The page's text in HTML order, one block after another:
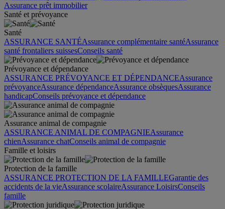
Assurance prêt immobilier
Santé et prévoyance
Santé
ASSURANCE SANTÉAssurance complémentaire santéAssurance
santé frontaliers suissesConseils santé
Prévoyance et dépendance
ASSURANCE PRÉVOYANCE ET DÉPENDANCEAssurance
prévoyanceAssurance dépendanceAssurance obsèquesAssurance
handicapConseils prévoyance et dépendance
Assurance animal de compagnie
ASSURANCE ANIMAL DE COMPAGNIEAssurance
chienAssurance chatConseils animal de compagnie
Famille et loisirs
Protection de la famille
ASSURANCE PROTECTION DE LA FAMILLEGarantie des
accidents de la vieAssurance scolaireAssurance LoisirsConseils
famille